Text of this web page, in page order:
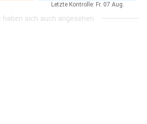
Letzte Kontrolle: Fr. 07 Aug.
haben sich auch angesehen